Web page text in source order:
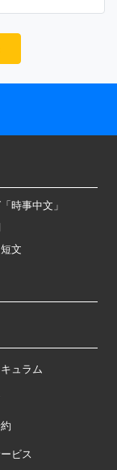
時事中文」
文
ュラム
ビス